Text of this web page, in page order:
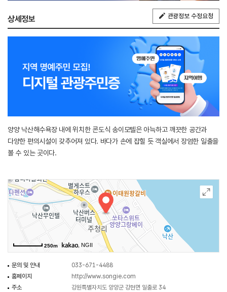
상세정보 관광정보 수정요청
양양 낙산해수욕장 내에 위치한 콘도식 송이모텔은 아늑하고 깨끗한 공간과
다양한 편의시설이 갖추어져 있다. 바다가 손에 잡힐 듯 객실에서 장엄한 일출을
볼 수 있는 곳이다.
250m , NGII
문의 및 안내
033-671-4488
홈페이지
http://www.songie.com
주소
강원특별자치도 양양군 강현면 일출로 34